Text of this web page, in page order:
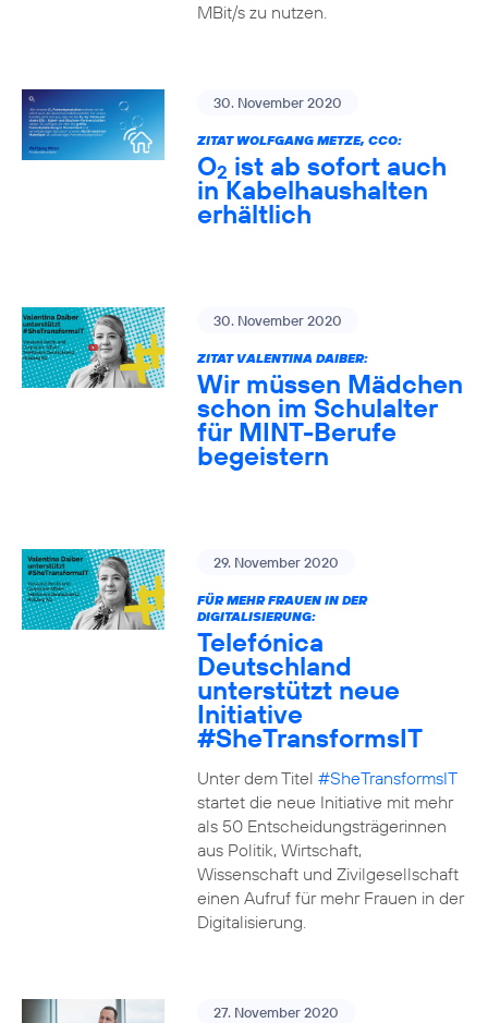
MBit/s zu nutzen.
30. November 2020
ZITAT WOLFGANG METZE, CCO:
O2 ist ab sofort auch
in Kabelhaushalten
erhältlich
30. November 2020
ZITAT VALENTINA DAIBER:
Wir müssen Mädchen
schon im Schulalter
für MINT-Berufe
begeistern
29. November 2020
FÜR MEHR FRAUEN IN DER
DIGITALISIERUNG:
Telefónica
Deutschland
unterstützt neue
Initiative
#SheTransformsIT
Unter dem Titel #SheTransformsIT
startet die neue Initiative mit mehr
als 50 Entscheidungsträgerinnen
aus Politik, Wirtschaft,
Wissenschaft und Zivilgesellschaft
einen Aufruf für mehr Frauen in der
Digitalisierung.
27. November 2020